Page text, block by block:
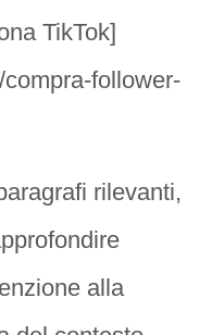
TikTok]
follower-
rilevanti,
alla